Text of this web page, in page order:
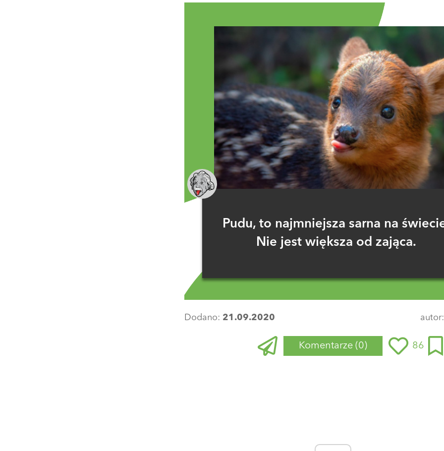
Pudu, to najmniejsza sarna na
Nie jest większa od zająca.
Dodano: 21.09.2020
Komentarze (0) 86